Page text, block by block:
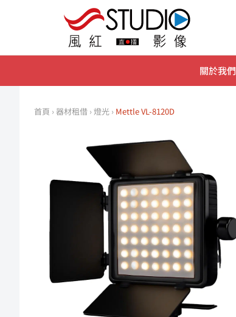
關於我們
首頁 ›器材租借 ›燈光 › Mettle VL-8120D